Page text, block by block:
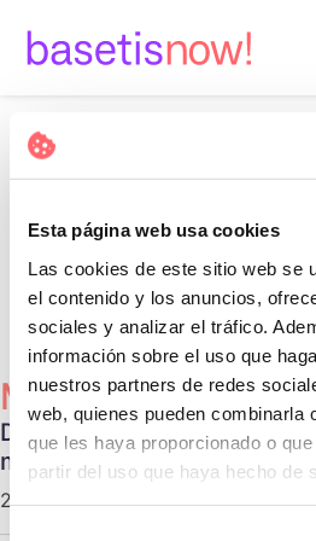
Esta página web usa cookies
Las cookies de este sitio web se
el contenido y los anuncios,
sociales y analizar el tráfico.
información sobre el uso que
nuestros partners de redes
web, quienes pueden combinarla
que les haya proporcionado o
partir del uso que haya hecho de
Selección
Nothing Found
Perhaps searching can help.
Cerca:
Més Populars
Diferentes tipos de
monogámicas
29 d'octubre de 2020 |